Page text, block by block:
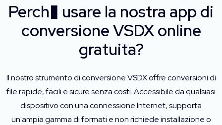
Perch� usare la nostra app di
conversione VSDX online
gratuita?
Il nostro strumento di conversione VSDX offre conversioni di
file rapide, facili e sicure senza costi. Accessibile da qualsiasi
dispositivo con una connessione Internet, supporta
un'ampia gamma di formati e non richiede installazione o